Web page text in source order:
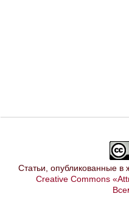
Статьи, опубликованные в
Creative Commons